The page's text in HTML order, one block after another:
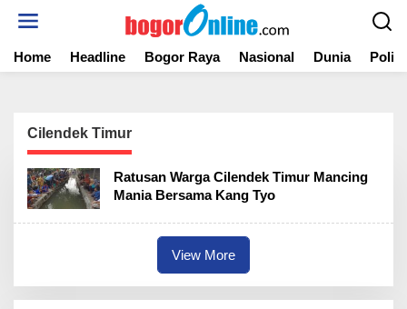
t
Home Headline Bogor Raya Nasional Dunia
Cilendek Timur
Ratusan Warga Cilendek Timur Mancing
Mania Bersama Kang Tyo
View More